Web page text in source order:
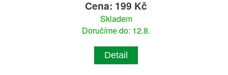
Cena: 199 Kč
Skladem
Doručíme do: 12.8.
Detail